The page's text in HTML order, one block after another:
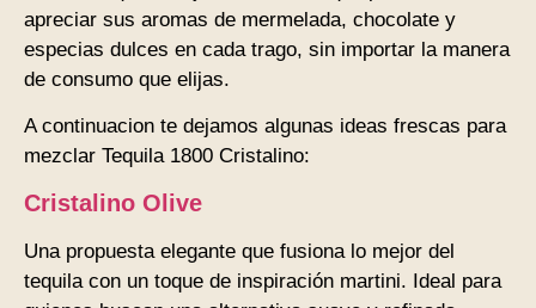
apreciar sus aromas de mermelada, chocolate y
especias dulces en cada trago, sin importar la manera
de consumo que elijas.
A continuacion te dejamos algunas ideas frescas para
mezclar Tequila 1800 Cristalino:
Cristalino Olive
Una propuesta elegante que fusiona lo mejor del
tequila con un toque de inspiración martini. Ideal para